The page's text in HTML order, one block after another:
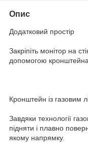
Опис
Додатковий простір
Закріпіть монітор на
допомогою
Кронштейн із газовим
Завдяки технології
підняти і плавно
якому напрямку.